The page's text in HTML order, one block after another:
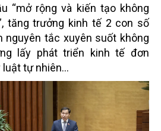
“mở rộng và kiến tạo không
tăng trưởng kinh tế 2 con số
nguyên tắc xuyên suốt không
lấy phát triển kinh tế đơn
tự nhiên...